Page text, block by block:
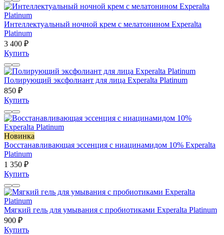
Интеллектуальный ночной крем с мелатонином Experalta
Platinum
3 400 ₽
Купить
Полирующий эксфолиант для лица Experalta Platinum
850 ₽
Купить
Новинка
Восстанавливающая эссенция с ниацинамидом 10% Experalta
Platinum
1 350 ₽
Купить
Мягкий гель для умывания с пробиотиками Experalta Platinum
900 ₽
Купить